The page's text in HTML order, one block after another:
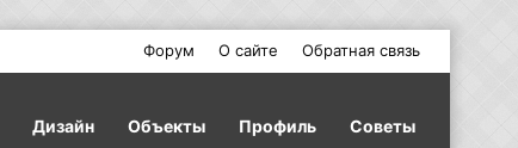
Форум О сайте Обратная связь
Дизайн Объекты Профиль Советы